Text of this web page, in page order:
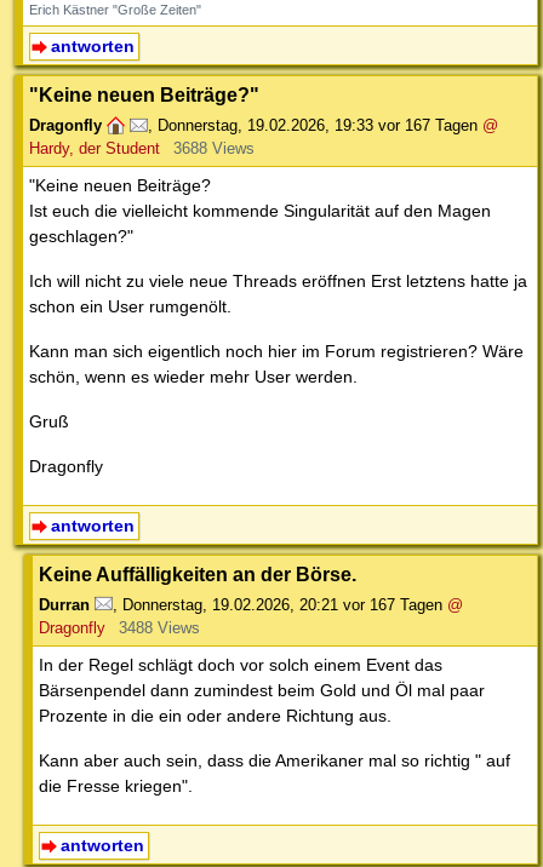
Erich Kästner "Große Zeiten"
antworten
"Keine neuen Beiträge?"
Dragonfly , Donnerstag, 19.02.2026, 19:33 vor 167 Tagen @
Hardy, der Student
3688 Views
"Keine neuen Beiträge?
Ist euch die vielleicht kommende Singularität auf den Magen
geschlagen?"
Ich will nicht zu viele neue Threads eröffnen Erst letztens hatte ja
schon ein User rumgenölt.
Kann man sich eigentlich noch hier im Forum registrieren? Wäre
schön, wenn es wieder mehr User werden.
Gruß
Dragonfly
antworten
Keine Auffälligkeiten an der Börse.
Durran Donnerstag, 19.02.2026, 20:21 vor 167 Tagen @
Dragonfly
3488 Views
In der Regel schlägt doch vor solch einem Event das
Bärsenpendel dann zumindest beim Gold und Öl mal paar
Prozente in die ein oder andere Richtung aus.
Kann aber auch sein, dass die Amerikaner mal so richtig " auf
die Fresse kriegen".
antworten